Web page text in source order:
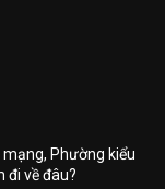
Phường kiểu
đi về đâu?